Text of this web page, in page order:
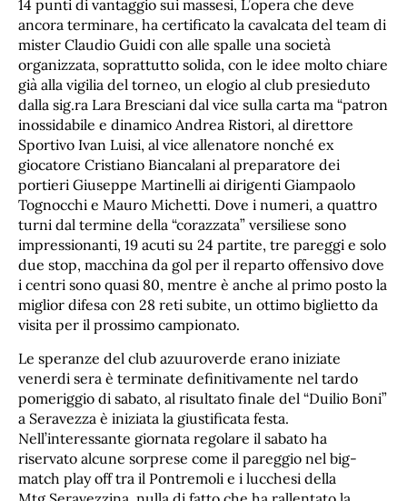
14 punti di vantaggio sui massesi, L’opera che deve
ancora terminare, ha certificato la cavalcata del team di
mister Claudio Guidi con alle spalle una società
organizzata, soprattutto solida, con le idee molto chiare
già alla vigilia del torneo, un elogio al club presieduto
dalla sig.ra Lara Bresciani dal vice sulla carta ma “patron
inossidabile e dinamico Andrea Ristori, al direttore
Sportivo Ivan Luisi, al vice allenatore nonché ex
giocatore Cristiano Biancalani al preparatore dei
portieri Giuseppe Martinelli ai dirigenti Giampaolo
Tognocchi e Mauro Michetti. Dove i numeri, a quattro
turni dal termine della “corazzata” versiliese sono
impressionanti, 19 acuti su 24 partite, tre pareggi e solo
due stop, macchina da gol per il reparto offensivo dove
i centri sono quasi 80, mentre è anche al primo posto la
miglior difesa con 28 reti subite, un ottimo biglietto da
visita per il prossimo campionato.
Le speranze del club azuuroverde erano iniziate
venerdi sera è terminate definitivamente nel tardo
pomeriggio di sabato, al risultato finale del “Duilio Boni”
a Seravezza è iniziata la giustificata festa.
Nell’interessante giornata regolare il sabato ha
riservato alcune sorprese come il pareggio nel big-
match play off tra il Pontremoli e i lucchesi della